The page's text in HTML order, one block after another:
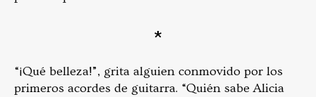
*
“¡Qué belleza!”, grita alguien conmovido por los
primeros acordes de guitarra. “Quién sabe Alicia